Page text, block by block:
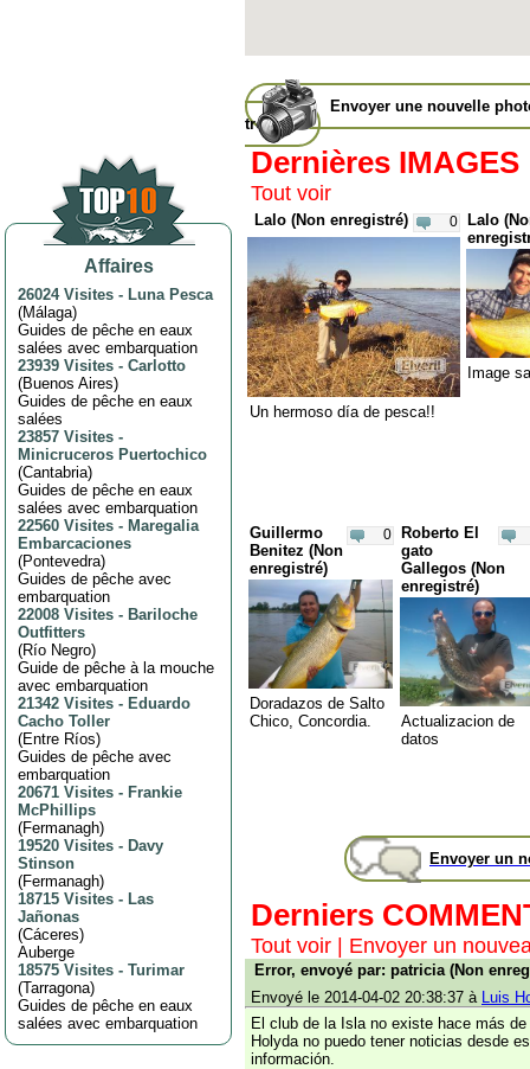
Affaires
26024 Visites - Luna Pesca
(Málaga)
Guides de pêche en eaux
salées avec embarquation
23939 Visites - Carlotto
(Buenos Aires)
Guides de pêche en eaux
salées
23857 Visites -
Minicruceros Puertochico
(Cantabria)
Guides de pêche en eaux
salées avec embarquation
22560 Visites - Maregalia
Embarcaciones
(Pontevedra)
Guides de pêche avec
embarquation
22008 Visites - Bariloche
Outfitters
(Río Negro)
Guide de pêche à la mouche
avec embarquation
21342 Visites - Eduardo
Cacho Toller
(Entre Ríos)
Guides de pêche avec
embarquation
20671 Visites - Frankie
McPhillips
(Fermanagh)
19520 Visites - Davy
Stinson
(Fermanagh)
18715 Visites - Las
Jañonas
(Cáceres)
Auberge
18575 Visites - Turimar
(Tarragona)
Guides de pêche en eaux
salées avec embarquation
Envoyer une nouvelle
trophée
Dernières IMAGES
Tout voir
0
Lalo (Non enregistré)
Un hermoso día de pesca!!
Lalo
Image
0
Guillermo
Benitez (Non
enregistré)
Doradazos de Salto
Chico, Concordia.
Roberto El
gato
Gallegos (Non
enregistré)
Actualizacion de
datos
Envoyer un
Derniers
Tout voir Envoyer un
Error, envoyé par: patricia (Non
Envoyé le 2014-04-02 20:38:37 à Luis
El club de la Isla no existe hace más
Holyda no puedo tener noticias desde
información.